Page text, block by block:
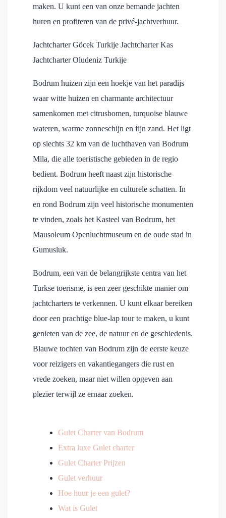
maken. U kunt een van onze bemande jachten
huren en profiteren van de privé-jachtverhuur.
Jachtcharter Göcek Turkije Jachtcharter Kas
Jachtcharter Oludeniz Turkije
Bodrum huizen zijn een hoekje van het paradijs
waar witte huizen en charmante architectuur
samenkomen met citrusbomen, turquoise blauwe
wateren, warme zonneschijn en fijn zand. Het ligt
op slechts 32 km van de luchthaven van Bodrum
Mila, die alle toeristische gebieden in de regio
bedient. Bodrum heeft naast zijn historische
rijkdom veel natuurlijke en culturele schatten. In
en rond Bodrum zijn veel historische monumenten
te vinden, zoals het Kasteel van Bodrum, het
Mausoleum Openluchtmuseum en de oude stad in
Gumusluk.
Bodrum, een van de belangrijkste centra van het
Turkse toerisme, is een zeer geschikte manier om
jachtcharters te verkennen. U kunt elkaar bereiken
door een prachtige blue-lap tour te maken, u kunt
genieten van de zee, de natuur en de geschiedenis.
Blauwe tochten van Bodrum zijn de eerste keuze
voor reizigers en vakantiegangers die rust en
vrede zoeken, maar niet willen opgeven aan
plezier terwijl ze ernaar zoeken.
Gulet Charter van Bodrum
Extra luxe Gulet charter
Gulet Charter Prijzen
Gulet verhuur
Hoe huur je een gulet?
Wat is Gulet